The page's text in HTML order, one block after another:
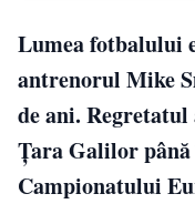
Lumea fotbalului
antrenorul Mike
de ani. Regretatul
Țara Galilor
Campionatului